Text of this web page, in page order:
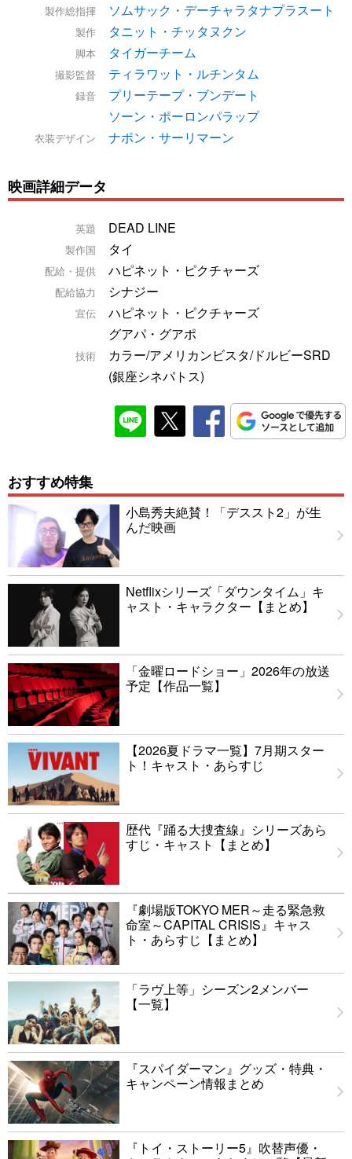
製作総指揮 ソムサック・デーチャラタナプラスート
製作 タニット・チッタヌクン
脚本 タイガーチーム
撮影監督 ティラワット・ルチンタム
録音
プリーテープ・ブンデート
ソーン・ポーロンパラップ
衣装デザイン ナポン・サーリマーン
映画詳細データ
英題 DEAD LINE
製作国 タイ
配給・提供 ハピネット・ピクチャーズ
配給協力 シナジー
宣伝
ハピネット・ピクチャーズ
グアパ・グアポ
技術
カラー/アメリカンビスタ/ドルビーSRD
(銀座シネパトス)
おすすめ特集
小島秀夫絶賛！「デススト2」が生
んだ映画
Netflixシリーズ「ダウンタイム」キ
ャスト・キャラクター【まとめ】
「金曜ロードショー」2026年の放送
予定【作品一覧】
【2026夏ドラマ一覧】7月期スター
ト！キャスト・あらすじ
歴代『踊る大捜査線』シリーズあら
すじ・キャスト【まとめ】
『劇場版TOKYO MER～走る緊急救
命室～CAPITAL CRISIS』キャス
ト・あらすじ【まとめ】
「ラヴ上等」シーズン2メンバー
【一覧】
『スパイダーマン』グッズ・特典・
キャンペーン情報まとめ
『トイ・ストーリー5』吹替声優・